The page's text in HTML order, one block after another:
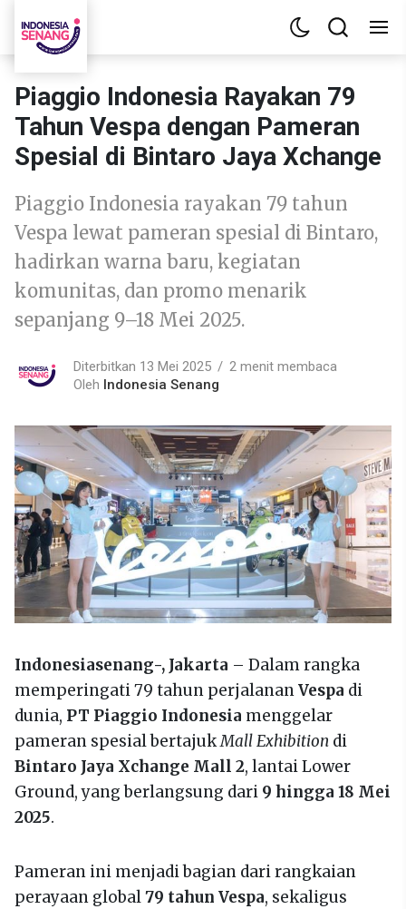
Piaggio Indonesia Rayakan 79
Tahun Vespa dengan Pameran
Spesial di Bintaro Jaya Xchange
Piaggio Indonesia rayakan 79 tahun
Vespa lewat pameran spesial di Bintaro,
hadirkan warna baru, kegiatan
komunitas, dan promo menarik
sepanjang 9–18 Mei 2025.
Diterbitkan 13 Mei 2025
2 menit membaca
Oleh Indonesia Senang
Indonesiasenang-, Jakarta – Dalam rangka
memperingati 79 tahun perjalananVespa di
dunia, PT Piaggio Indonesia menggelar
pameran spesial bertajukMall Exhibition di
Bintaro Jaya Xchange Mall 2, lantai Lower
Ground, yang berlangsung dari 9 hingga 18 Mei
2025.
Pameran ini menjadi bagian dari rangkaian
perayaan global79 tahun Vespa, sekaligus